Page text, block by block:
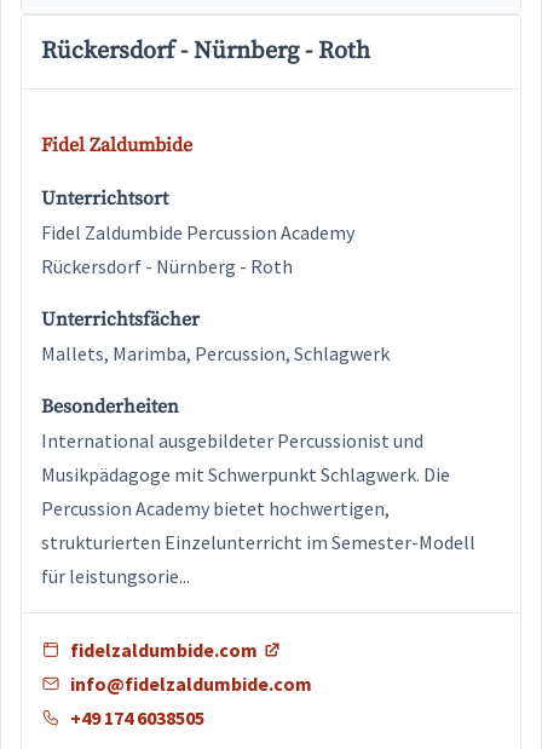
Rückersdorf - Nürnberg - Roth
Fidel Zaldumbide
Unterrichtsort
Fidel Zaldumbide Percussion Academy
Rückersdorf - Nürnberg - Roth
Unterrichtsfächer
Mallets, Marimba, Percussion, Schlagwerk
Besonderheiten
International ausgebildeter Percussionist und
Musikpädagoge mit Schwerpunkt Schlagwerk. Die
Percussion Academy bietet hochwertigen,
strukturierten Einzelunterricht im Semester-Modell
für leistungsorie...
fidelzaldumbide.com
info@fidelzaldumbide.com
+49 174 6038505